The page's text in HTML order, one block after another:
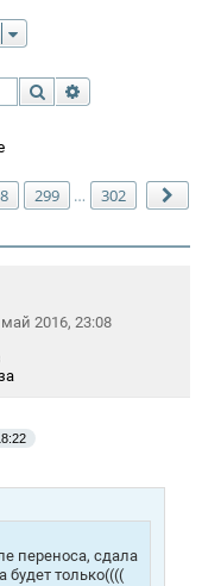
Поиск
299 … 302
май 2016, 23:08
переноса, сдала
будет только((((